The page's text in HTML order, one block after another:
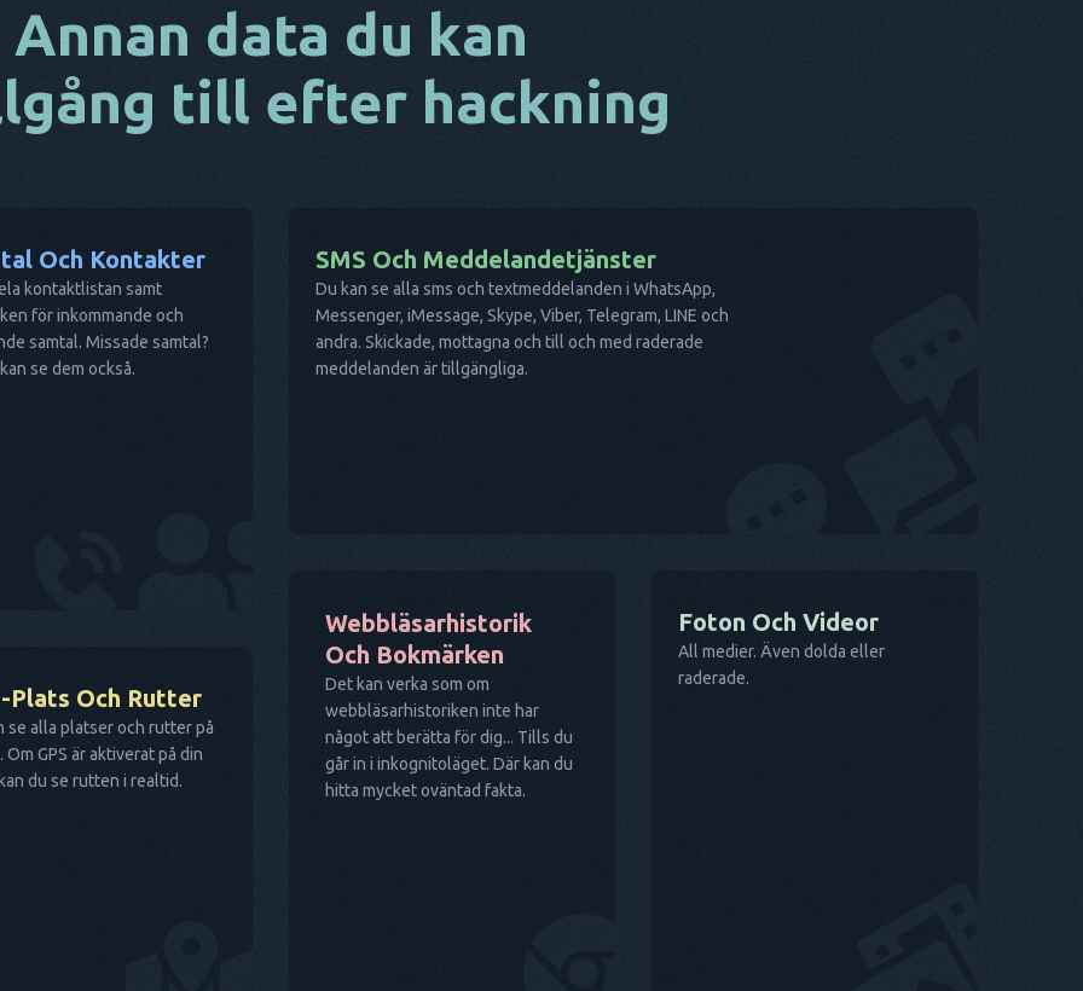
Annan data du kan
till efter hackning
Och Kontakter
kontaktlistan samt
för inkommande och
samtal. Missade samtal?
se dem också.
Plats Och Rutter
se alla platser och rutter på
Om GPS är aktiverat på din
du se rutten i realtid.
SMS Och Meddelandetjänster
Du kan se alla sms och textmeddelanden i WhatsApp,
Messenger, iMessage, Skype, Viber, Telegram, LINE och
andra. Skickade, mottagna och till och med raderade
meddelanden är tillgängliga.
Webbläsarhistorik
Och Bokmärken
Det kan verka som om
webbläsarhistoriken inte har
något att berätta för dig... Tills du
går in i inkognitoläget. Där kan du
hitta mycket oväntad fakta.
Foton Och Videor
All medier. Även dolda eller
raderade.